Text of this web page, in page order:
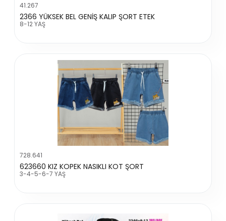
41.267
2366 YÜKSEK BEL GENİŞ KALIP ŞORT ETEK
8-12 YAŞ
728.641
623660 KIZ KOPEK NASIKLI KOT ŞORT
3-4-5-6-7 YAŞ